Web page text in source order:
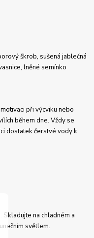
škrob, sušená jablečná
lněné semínko
při výcviku nebo
během dne. Vždy se
dostatek čerstvé vody k
na chladném a
světlem.